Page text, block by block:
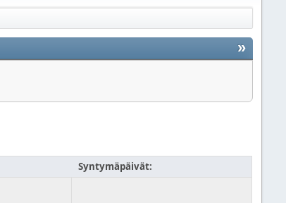
»
Syntymäpäivät: